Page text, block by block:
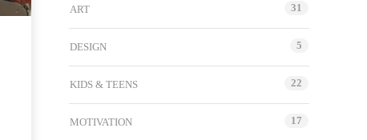
ART 31
DESIGN 5
KIDS & TEENS 22
MOTIVATION 17